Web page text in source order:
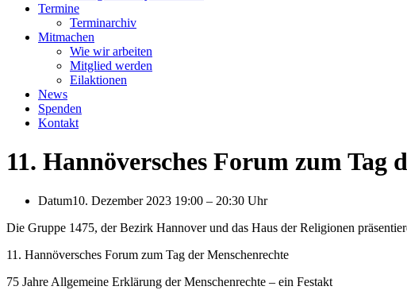
Termine
Terminarchiv
Mitmachen
Wie wir arbeiten
Mitglied werden
Eilaktionen
News
Spenden
Kontakt
11. Hannöversches Forum zum Tag
Datum10. Dezember 2023 19:00 – 20:30 Uhr
Die Gruppe 1475, der Bezirk Hannover und das Haus der Religionen
11. Hannöversches Forum zum Tag der Menschenrechte
75 Jahre Allgemeine Erklärung der Menschenrechte – ein Festakt